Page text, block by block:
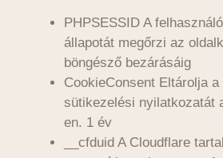
PHPSESSID A
állapotát megőrzi az
böngésző bezárásáig
CookieConsent Eltárolja
sütikezelési nyilatkozatát
en. 1 év
__cfduid A Cloudflare